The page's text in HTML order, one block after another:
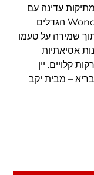
מתיקות עדינה עם
חמיצות רעננה.מיוצר מרימונים מזן Wonderful הגדלים
שמירה על טעמו
אסיאתיות
קלויים. יין
– מבית יקב